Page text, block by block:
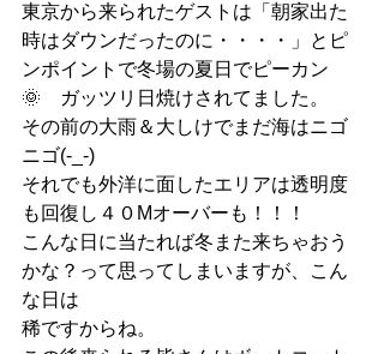
東京から来られたゲストは「朝家出た
時はダウンだったのに・・・・」とピ
ンポイントで冬場の夏日でピーカン
🌞　ガッツリ日焼けされてました。
その前の大雨＆大しけでまだ海はニゴ
ニゴ(-_-)
それでも外洋に面したエリアは透明度
も回復し４０Mオーバーも！！！
こんな日に当たれば冬また来ちゃおう
かな？って思ってしまいますが、こん
な日は
稀ですからね。